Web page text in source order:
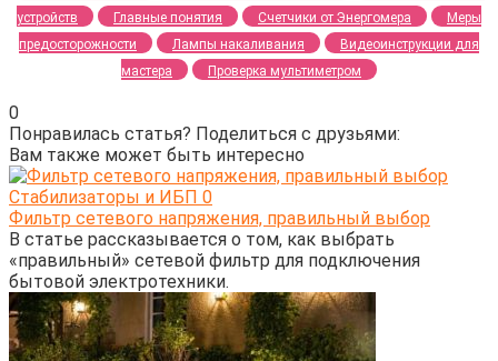
устройств
Главные понятия Счетчики от Энергомера
Меры
предосторожности
Лампы накаливания
Видеоинструкции для
мастера
Проверка мультиметром
0
Понравилась статья? Поделиться с друзьями:
Вам также может быть интересно
Стабилизаторы и ИБП 0
Фильтр сетевого напряжения, правильный выбор
В статье рассказывается о том, как выбрать
«правильный» сетевой фильтр для подключения
бытовой электротехники.